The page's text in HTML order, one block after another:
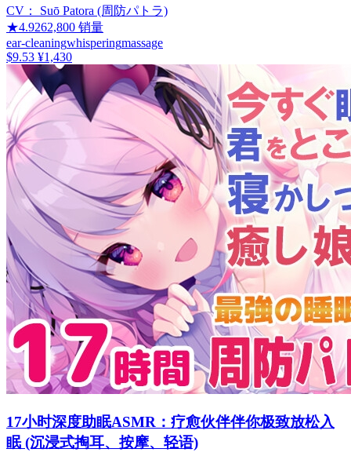
CV：
Suō Patora (周防パトラ)
★4.9262,800 销量
ear-cleaningwhisperingmassage
$9.53 ¥1,430
17小时深度助眠ASMR：疗愈伙伴伴你极致放松入
眠 (沉浸式掏耳、按摩、轻语)